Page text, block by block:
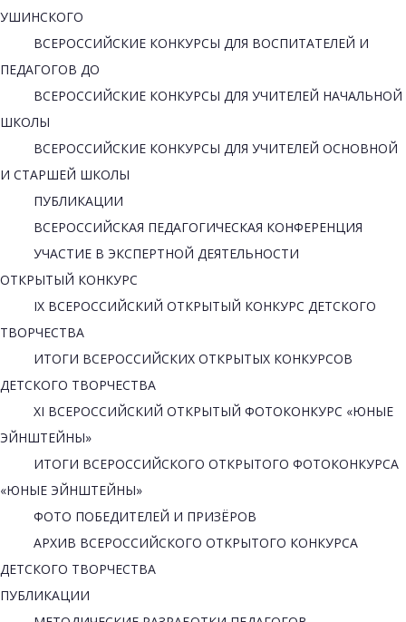
УШИНСКОГО
ВСЕРОССИЙСКИЕ КОНКУРСЫ ДЛЯ ВОСПИТАТЕЛЕЙ И
ПЕДАГОГОВ ДО
ВСЕРОССИЙСКИЕ КОНКУРСЫ ДЛЯ УЧИТЕЛЕЙ НАЧАЛЬНОЙ
ШКОЛЫ
ВСЕРОССИЙСКИЕ КОНКУРСЫ ДЛЯ УЧИТЕЛЕЙ ОСНОВНОЙ
И СТАРШЕЙ ШКОЛЫ
ПУБЛИКАЦИИ
ВСЕРОССИЙСКАЯ ПЕДАГОГИЧЕСКАЯ КОНФЕРЕНЦИЯ
УЧАСТИЕ В ЭКСПЕРТНОЙ ДЕЯТЕЛЬНОСТИ
ОТКРЫТЫЙ КОНКУРС
IX ВСЕРОССИЙСКИЙ ОТКРЫТЫЙ КОНКУРС ДЕТСКОГО
ТВОРЧЕСТВА
ИТОГИ ВСЕРОССИЙСКИХ ОТКРЫТЫХ КОНКУРСОВ
ДЕТСКОГО ТВОРЧЕСТВА
XI ВСЕРОССИЙСКИЙ ОТКРЫТЫЙ ФОТОКОНКУРС «ЮНЫЕ
ЭЙНШТЕЙНЫ»
ИТОГИ ВСЕРОССИЙСКОГО ОТКРЫТОГО ФОТОКОНКУРСА
«ЮНЫЕ ЭЙНШТЕЙНЫ»
ФОТО ПОБЕДИТЕЛЕЙ И ПРИЗЁРОВ
АРХИВ ВСЕРОССИЙСКОГО ОТКРЫТОГО КОНКУРСА
ДЕТСКОГО ТВОРЧЕСТВА
ПУБЛИКАЦИИ